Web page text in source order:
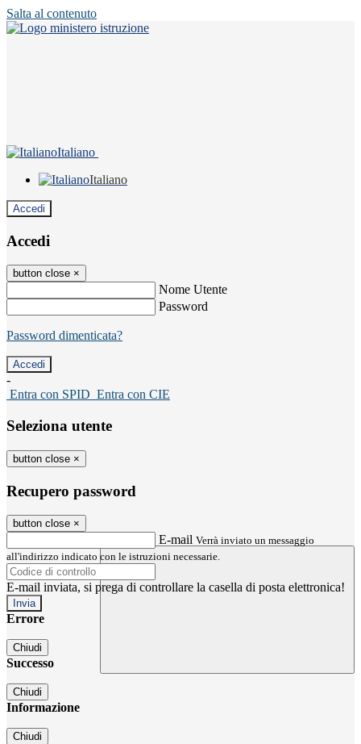
Salta al contenuto
Italiano
Italiano
Accedi
Accedi
button close ×
Nome Utente
Password
Password dimenticata?
-
Entra con SPID Entra con CIE
Seleziona utente
button close ×
Recupero password
button close ×
E-mail Verrà inviato un messaggio
all'indirizzo indicato con le istruzioni necessarie.
E-mail inviata, si prega di controllare la casella di posta elettronica!
Errore
Chiudi
Successo
Chiudi
Informazione
Chiudi